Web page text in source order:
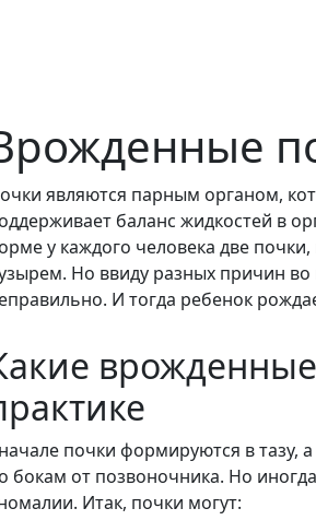
являются парным органом,
баланс жидкостей в
у каждого человека две
Но ввиду разных причин
И тогда ребенок
почки формируются в
бокам от позвоночника. Но
Итак, почки могут: